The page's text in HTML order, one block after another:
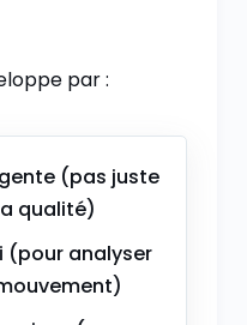
par :
(pas juste
qualité)
(pour analyser